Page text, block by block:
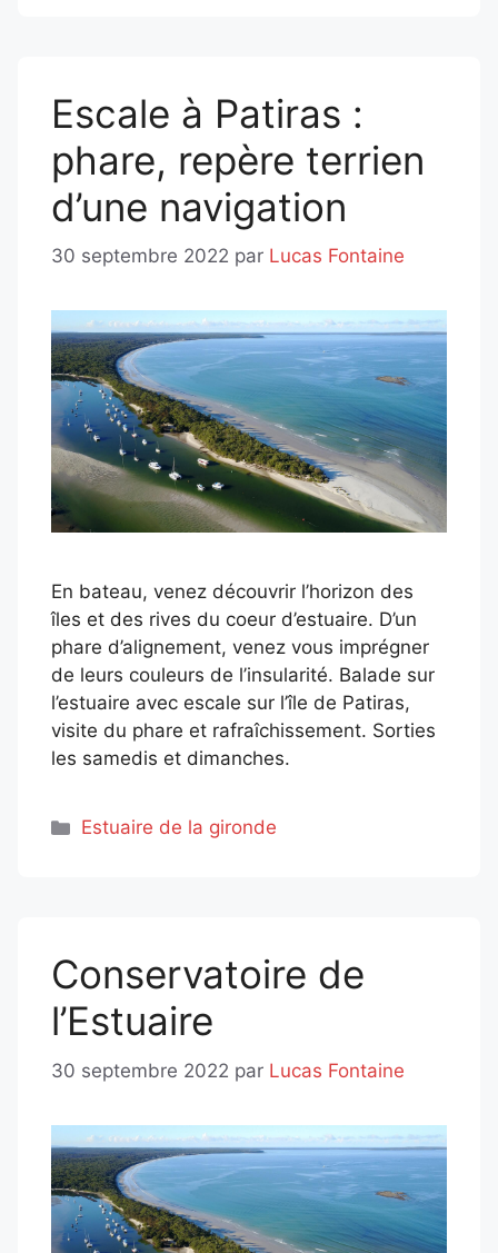
Escale à Patiras :
phare, repère terrien
d’une navigation
30 septembre 2022 par Lucas Fontaine
En bateau, venez découvrir l’horizon des
îles et des rives du coeur d’estuaire. D’un
phare d’alignement, venez vous imprégner
de leurs couleurs de l’insularité. Balade sur
l’estuaire avec escale sur l’île de Patiras,
visite du phare et rafraîchissement. Sorties
les samedis et dimanches.
Catégories
Estuaire de la gironde
Conservatoire de
l’Estuaire
30 septembre 2022 par Lucas Fontaine